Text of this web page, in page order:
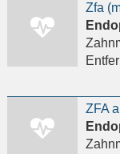
Zfa
ZFA